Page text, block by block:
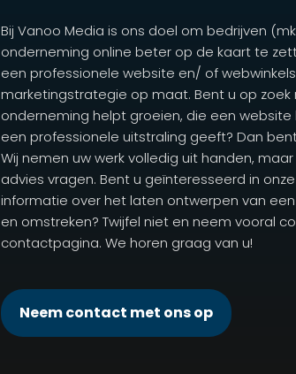
Bij Vanoo Media is ons doel om bedrijven
onderneming online beter op de kaart te
een professionele website en/ of
marketingstrategie op maat. Bent u op
onderneming helpt groeien, die een
een professionele uitstraling geeft? Dan
Wij nemen uw werk volledig uit handen,
advies vragen. Bent u geïnteresseerd in
informatie over het laten ontwerpen van een
en omstreken? Twijfel niet en neem vooral
contactpagina. We horen graag van u!
Neem contact met ons op